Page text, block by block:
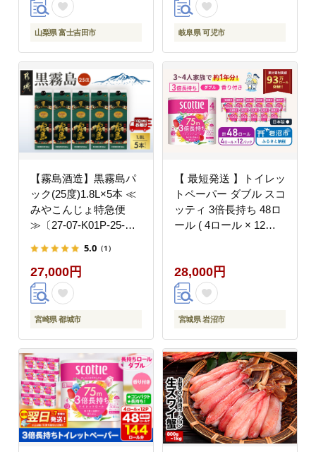
山梨県 富士吉田市 岐阜県 可児市
【霧島酒造】黒霧島パ
ック(25度)1.8L×5本 ≪
みやこんじょ特急便
≫〔27-07-K01P-25-
5.0 （1）
27,000円
宮崎県 都城市
【 最短発送 】トイレッ
トペーパー ダブル スコ
ッティ 3倍長持ち 48ロ
ール ( 4ロール × 12パ
28,000円
宮城県 岩沼市